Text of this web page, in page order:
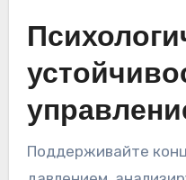
Поддерживайте